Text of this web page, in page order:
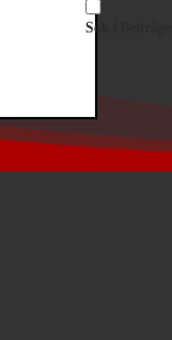
Sök i Beiträgen